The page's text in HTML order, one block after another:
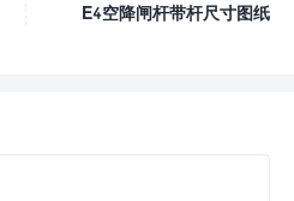
E4空降闸杆带杆尺寸图纸